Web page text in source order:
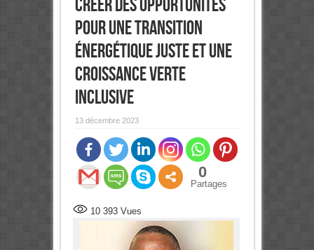
créer des opportunités
pour une transition
énergétique juste et une
croissance verte
inclusive
13 décembre 2023
0
Partages
10 393Vues